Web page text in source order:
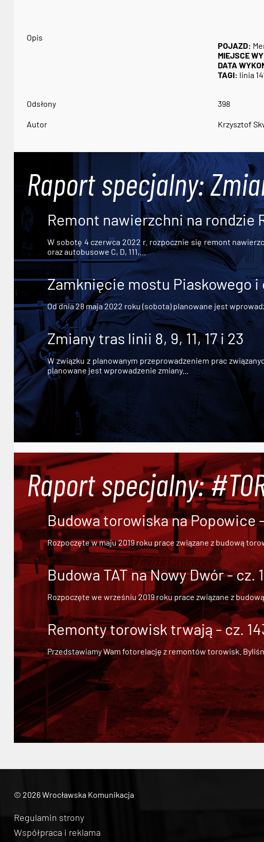
Opis
POJAZD:
MIEJSCE
DATA
TAGI: linia
Odsłony 398
Autor Krzysztof
Raport specjalny:
Remont nawierzchni na rondzie
W sobotę 4 czerwca 2022 r. rozpocznie się remont
oraz autobusowe C, D, 111,...
Zamknięcie mostu Piaskowego
Od dnia 28 maja 2022 roku (sobota) planowane jest
Zmiany tras linii 8, 9, 11, 17 i 23
W związku z planowanym przeprowadzeniem prac
planowane jest wprowadzenie zmiany...
Raport specjalny:
Budowa torowiska na Popowice
Rozpoczęte w maju 2019 roku prace związane z budową
Budowa TAT na Nowy Dwór - cz.
Rozpoczęte we wrześniu 2019 roku prace związane z
Remonty torowisk trwają - cz.
Przedstawiamy Wam fotorelację z remontów torowisk.
© 2026 Wrocławska Komunikacja
Regulamin strony
Współpraca i reklama